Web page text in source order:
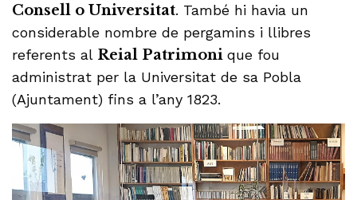
Consell o Universitat. També hi havia un
considerable nombre de pergamins i llibres
referents al Reial Patrimonique fou
administrat per la Universitat de sa Pobla
(Ajuntament) fins a l’any 1823.